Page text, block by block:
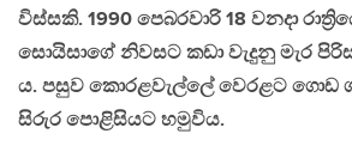
විස්සකි. 1990 පෙබරවාරි 18 වනදා
සොයිසාගේ නිවසට කඩා වැදුනු මැර
ය. පසුව කොරළවැල්ලේ වෙරළට ගොඩ
සිරුර පොළිසියට හමුවිය.